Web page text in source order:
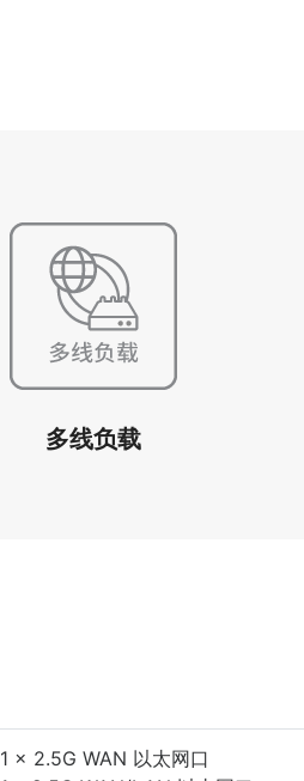
多线负载
1 x 2.5G WAN 以太网口